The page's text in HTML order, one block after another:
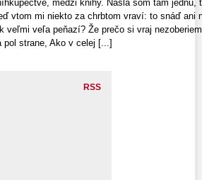
medzi knihy. Našla som tam
vtom mi niekto za chrbtom vraví: to snáď ani
veľmi veľa peňazí? Že prečo si vraj
pol strane, Ako v celej [...]
RSS